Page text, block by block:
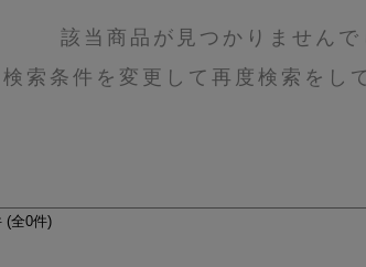
該当商品が見つかりませんで
検索条件を変更して再度検索をし
(全0件)